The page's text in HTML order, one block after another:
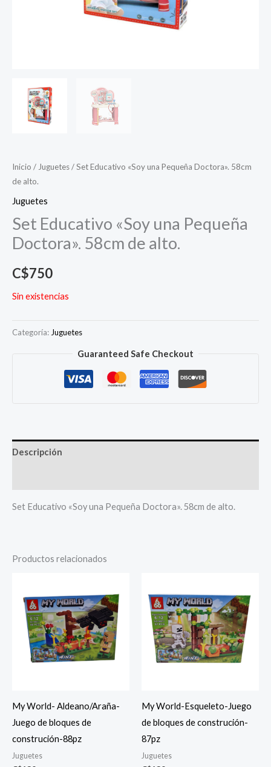
Inicio /Juguetes/ Set Educativo «Soy una Pequeña Doctora». 58cm
de alto.
Juguetes
Set Educativo «Soy una Pequeña
Doctora». 58cm de alto.
C$750
Sin existencias
Categoría: Juguetes
Guaranteed Safe Checkout
Descripción
Set Educativo «Soy una Pequeña Doctora». 58cm de alto.
Productos relacionados
My World- Aldeano/Araña-
Juego de bloques de
construción-88pz
Juguetes
My World-Esqueleto-Juego
de bloques de construción-
87pz
Juguetes